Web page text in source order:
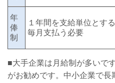
年
俸
制
１年間を支給単位とす
毎月支払う必要
■大手企業は月給制が多いで
がお勧めです。中小企業で